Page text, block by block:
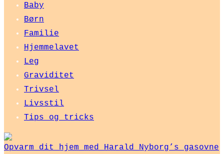
Baby
Børn
Familie
Hjemmelavet
Leg
Graviditet
Trivsel
Livsstil
Tips og tricks
Opvarm dit hjem med Harald Nyborg’s gasovne